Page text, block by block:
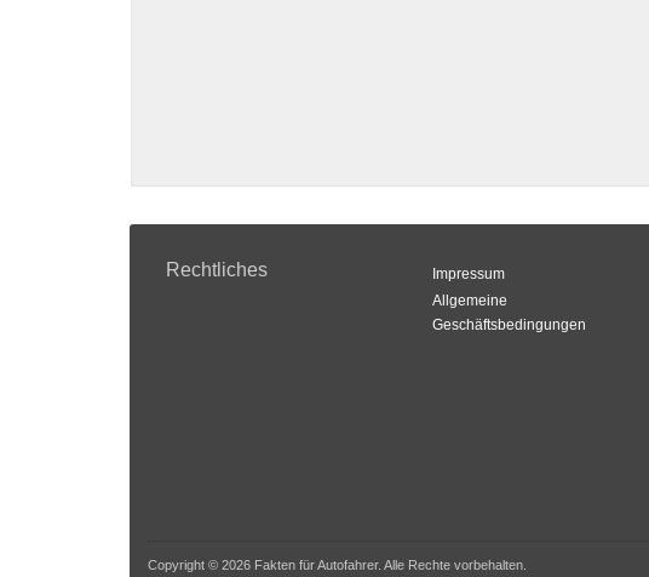
Rechtliches
Impressum
Allgemeine
Geschäftsbedingungen
Copyright © 2026 Fakten für Autofahrer. Alle Rechte vorbehalten.